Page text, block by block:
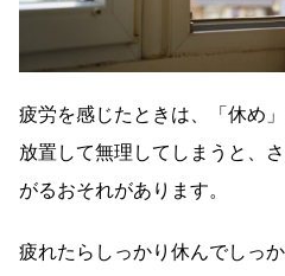
疲労を感じたときは、「休め
放置して無理してしまうと、
がるおそれがあります。
疲れたらしっかり休んでしっ